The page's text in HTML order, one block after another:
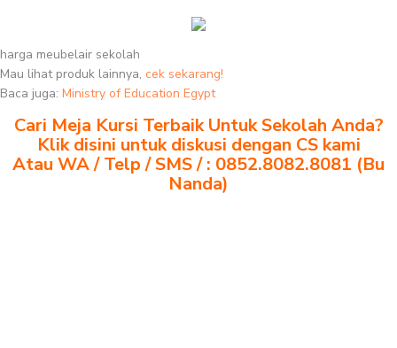
harga meubelair sekolah
Mau lihat produk lainnya, cek sekarang!
Baca juga: Ministry of Education Egypt
Cari Meja Kursi Terbaik Untuk Sekolah Anda?
Klik disini untuk diskusi dengan CS kami
Atau WA / Telp / SMS / : 0852.8082.8081 (Bu
Nanda)